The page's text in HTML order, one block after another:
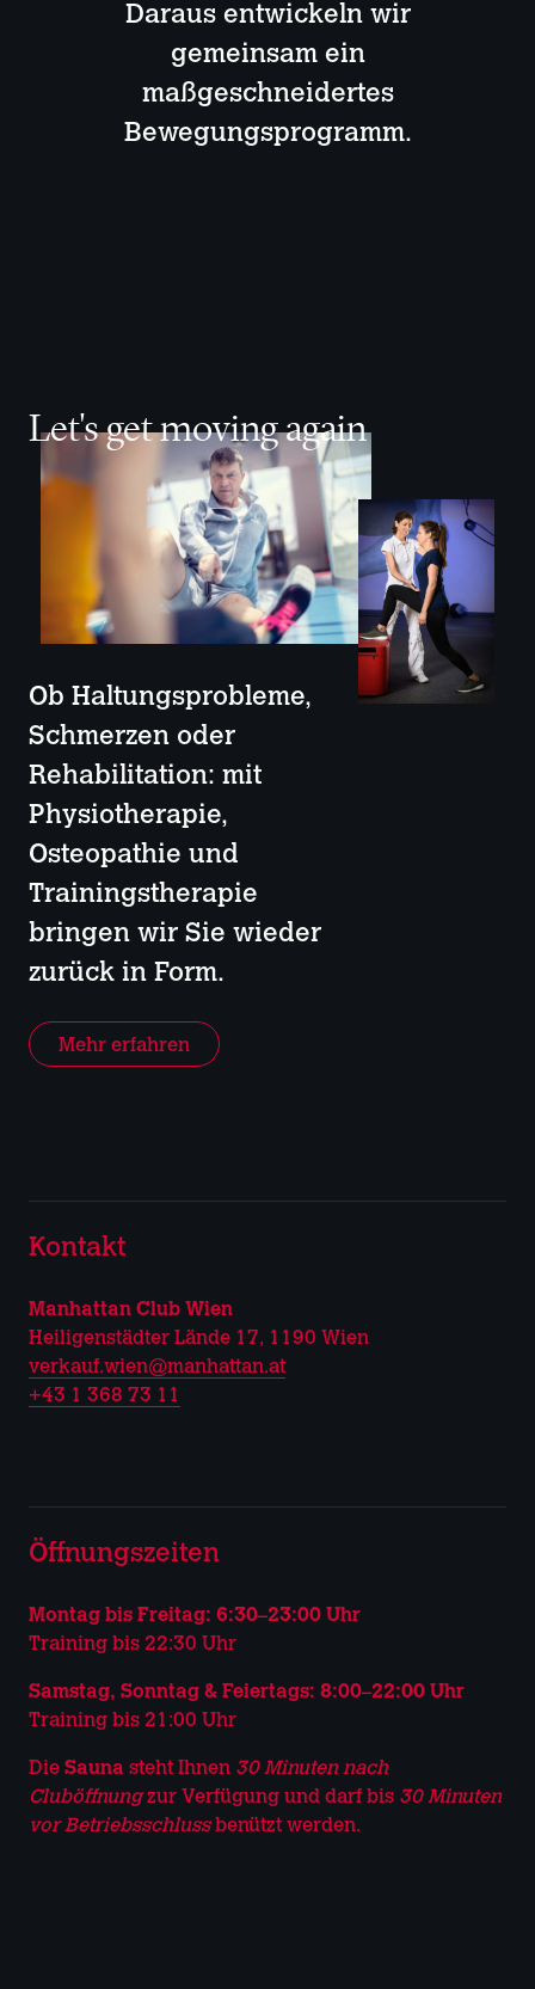
Daraus entwickeln wir
gemeinsam ein
maßgeschneidertes
Bewegungsprogramm.
Let's get moving again
Ob Haltungsprobleme,
Schmerzen oder
Rehabilitation: mit
Physiotherapie,
Osteopathie und
Trainingstherapie
bringen wir Sie wieder
zurück in Form.
Mehr erfahren
Kontakt
Manhattan Club Wien
Heiligenstädter Lände 17, 1190 Wien
verkauf.wien@manhattan.at
+43 1 368 73 11
Öffnungszeiten
Montag bis Freitag: 6:30–23:00 Uhr
Training bis 22:30 Uhr
Samstag, Sonntag & Feiertags: 8:00–22:00 Uhr
Training bis 21:00 Uhr
Die Sauna steht Ihnen 30 Minuten nach
Cluböffnungzur Verfügung und darf bis 30 Minuten
vor Betriebsschlussbenützt werden.